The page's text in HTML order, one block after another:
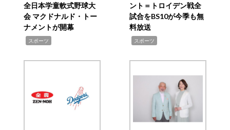
全日本学童軟式野球大
会 マクドナルド・トー
ナメントが開幕
スポーツ
ント＝トロイデン戦全
試合をBS10が今季も無
料放送
スポーツ